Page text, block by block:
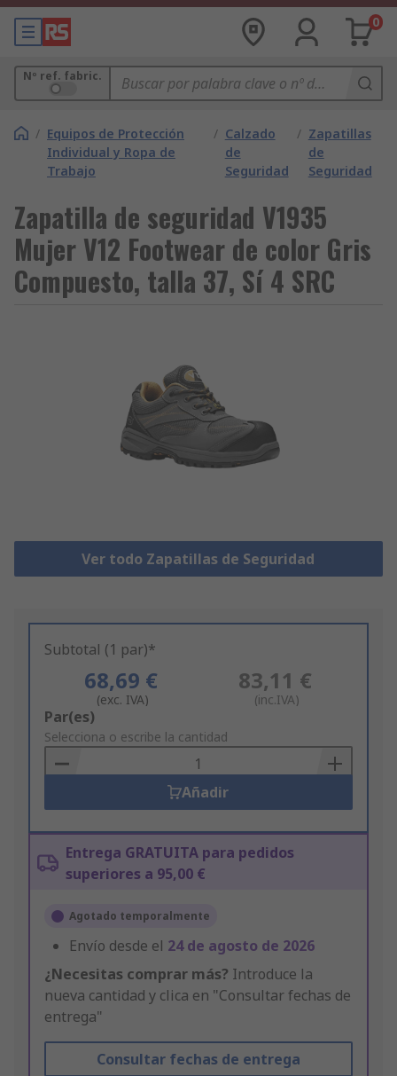
0
Nº ref. fabric.
/ Equipos de Protección
Individual y Ropa de
Trabajo
/ Calzado
de
Seguridad
/ Zapatillas
de
Seguridad
Zapatilla de seguridad V1935
Mujer V12 Footwear de color Gris
Compuesto, talla 37, Sí 4 SRC
Ver todo Zapatillas de Seguridad
Subtotal (1 par)*
68,69 €
(exc. IVA)
83,11 €
(inc.IVA)
Add
to
Basket
Par(es)
Selecciona o escribe la cantidad
Añadir
Entrega GRATUITA para pedidos
superiores a 95,00 €
Agotado temporalmente
Envío desde el 24 de agosto de 2026
¿Necesitas comprar más? Introduce la
nueva cantidad y clica en "Consultar fechas de
entrega"
Consultar fechas de entrega